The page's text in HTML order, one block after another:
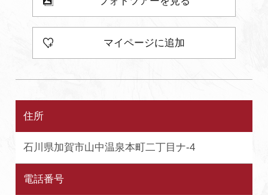
プライバシーポリシー
マイページに追加
住所
石川県加賀市山中温泉本町二丁目ナ-4
電話番号